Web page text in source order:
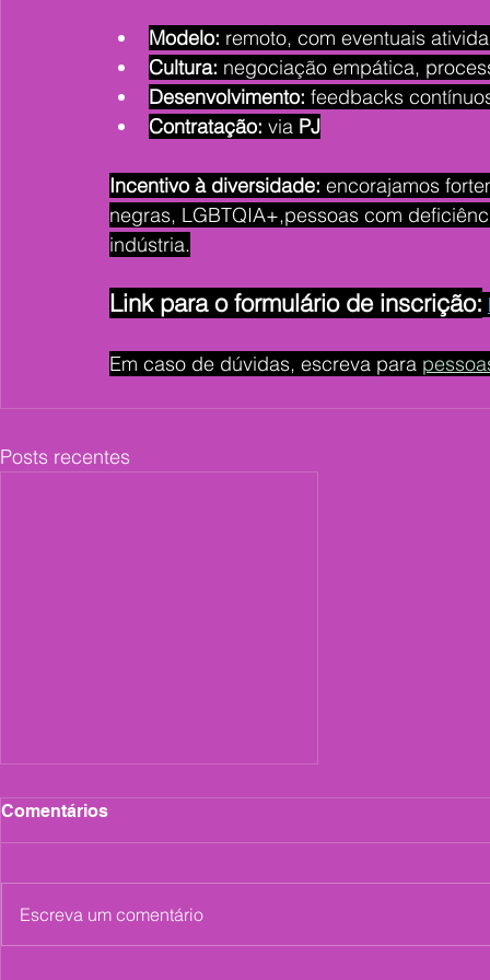
Modelo: remoto, com eventuais
Cultura: negociação empática,
Desenvolvimento: feedbacks
Contratação: via PJ
Incentivo à diversidade: encorajamos
negras, LGBTQIA+,pessoas com
indústria.
Link para o formulário de inscrição:
Em caso de dúvidas, escreva para
Posts recentes
Comentários
Escreva um comentário